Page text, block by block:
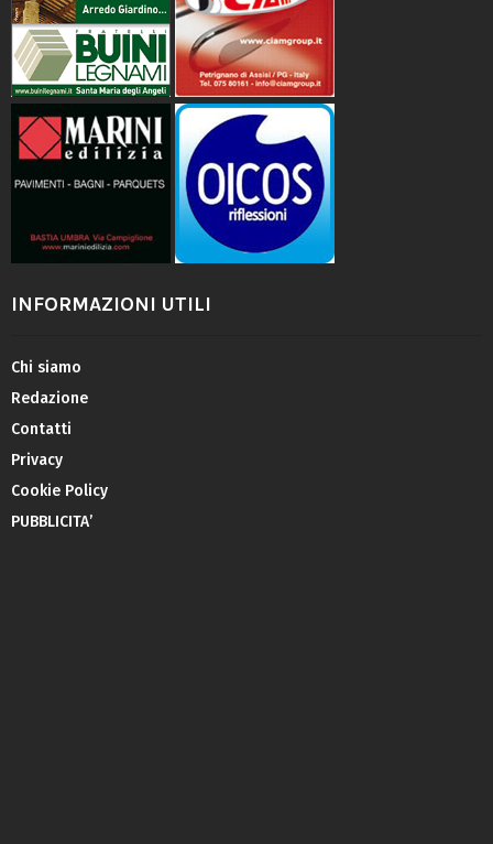
INFORMAZIONI UTILI
Chi siamo
Redazione
Contatti
Privacy
Cookie Policy
PUBBLICITA’